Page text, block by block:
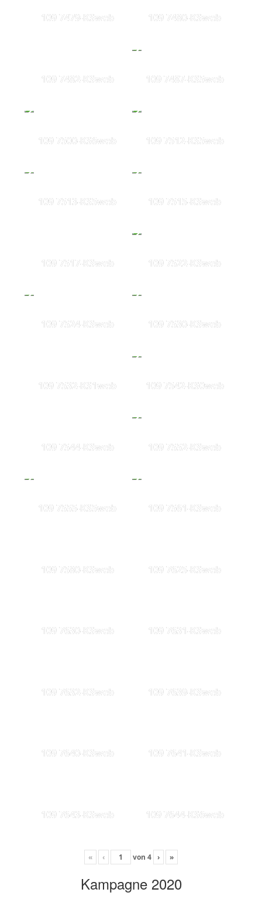
109 7479-KSweb 109 7480-KSweb
109 7482-KSweb 109 7487-KS5web
109 7500-KS6web 109 7512-KS5web
109 7513-KS5web 109 7515-KSweb
109 7517-KSweb 109 7522-KSweb
109 7524-KSweb 109 7530-KSweb
109 7532-KS1web 109 7542-KS0web
109 7544-KSweb 109 7552-KSweb
109 7555-KS5web 109 7561-KSweb
109 7580-KSweb 109 7625-KSweb
109 7630-KSweb 109 7631-KSweb
109 7632-KSweb 109 7639-KSweb
109 7640-KSweb 109 7641-KSweb
109 7643-KSweb 109 7644-KS6web
« ‹ von 4 › »
Kampagne 2020